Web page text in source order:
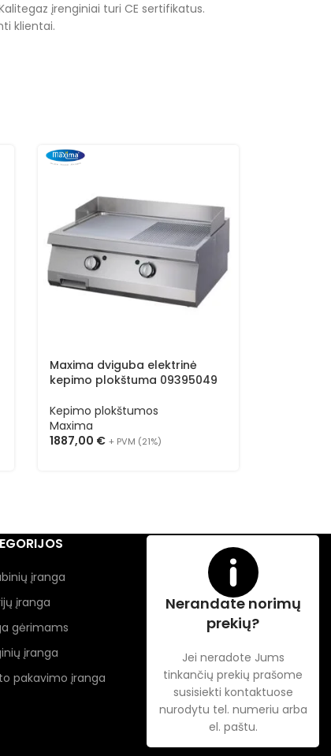
įrenginiai turi CE sertifikatus.
klientai.
Maxima dviguba elektrinė
kepimo plokštuma 09395049
Kepimo plokštumos
Maxima
1887,00 € + PVM (21%)
įranga
įranga
gėrimams
įranga
pakavimo įranga
Nerandate norimų
prekių?
Jei neradote Jums
tinkančių prekių prašome
susisiekti kontaktuose
nurodytu tel. numeriu arba
el. paštu.